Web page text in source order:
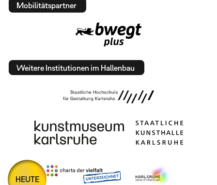
Mobilitätspartner
Weitere Institutionen im Hallenbau
HEUTE